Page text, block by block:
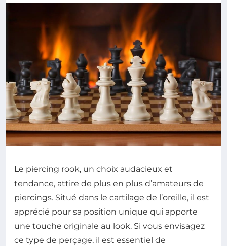
Le piercing rook, un choix audacieux et
tendance, attire de plus en plus d’amateurs de
piercings. Situé dans le cartilage de l’oreille, il est
apprécié pour sa position unique qui apporte
une touche originale au look. Si vous envisagez
ce type de perçage, il est essentiel de